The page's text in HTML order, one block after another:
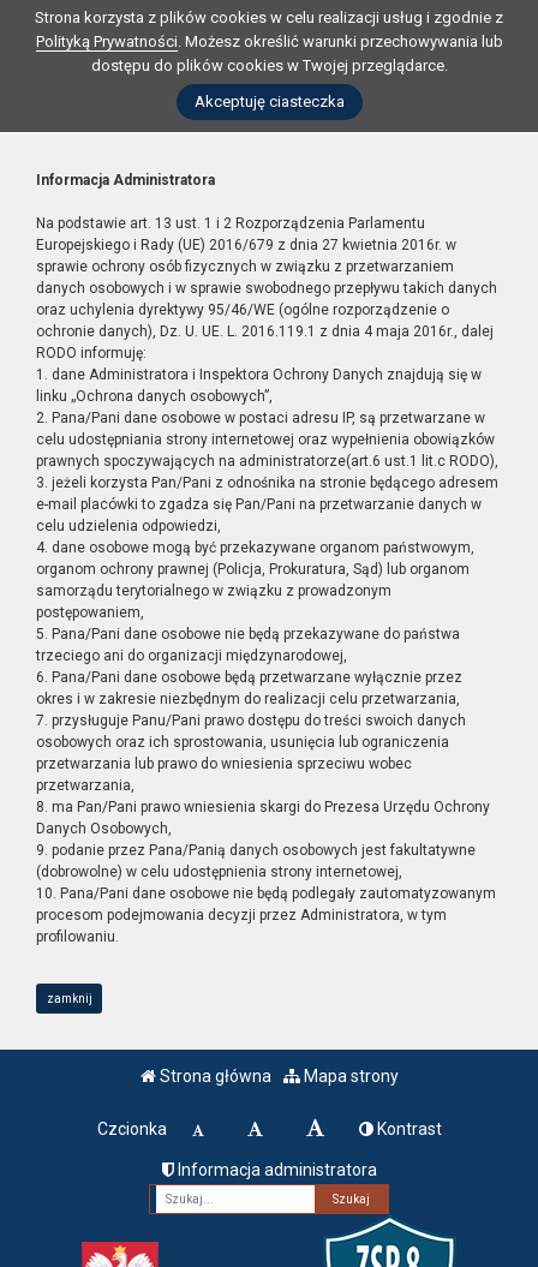
Strona korzysta z plików cookies w celu realizacji usług i zgodnie z
Polityką Prywatności. Możesz określić warunki przechowywania lub
dostępu do plików cookies w Twojej przeglądarce.
Akceptuję ciasteczka
Informacja Administratora
Na podstawie art. 13 ust. 1 i 2 Rozporządzenia Parlamentu
Europejskiego i Rady (UE) 2016/679 z dnia 27 kwietnia 2016r. w
sprawie ochrony osób fizycznych w związku z przetwarzaniem
danych osobowych i w sprawie swobodnego przepływu takich danych
oraz uchylenia dyrektywy 95/46/WE (ogólne rozporządzenie o
ochronie danych), Dz. U. UE. L. 2016.119.1 z dnia 4 maja 2016r., dalej
RODO informuję:
1. dane Administratora i Inspektora Ochrony Danych znajdują się w
linku „Ochrona danych osobowych”,
2. Pana/Pani dane osobowe w postaci adresu IP, są przetwarzane w
celu udostępniania strony internetowej oraz wypełnienia obowiązków
prawnych spoczywających na administratorze(art.6 ust.1 lit.c RODO),
3. jeżeli korzysta Pan/Pani z odnośnika na stronie będącego adresem
e-mail placówki to zgadza się Pan/Pani na przetwarzanie danych w
celu udzielenia odpowiedzi,
4. dane osobowe mogą być przekazywane organom państwowym,
organom ochrony prawnej (Policja, Prokuratura, Sąd) lub organom
samorządu terytorialnego w związku z prowadzonym
postępowaniem,
5. Pana/Pani dane osobowe nie będą przekazywane do państwa
trzeciego ani do organizacji międzynarodowej,
6. Pana/Pani dane osobowe będą przetwarzane wyłącznie przez
okres i w zakresie niezbędnym do realizacji celu przetwarzania,
7. przysługuje Panu/Pani prawo dostępu do treści swoich danych
osobowych oraz ich sprostowania, usunięcia lub ograniczenia
przetwarzania lub prawo do wniesienia sprzeciwu wobec
przetwarzania,
8. ma Pan/Pani prawo wniesienia skargi do Prezesa Urzędu Ochrony
Danych Osobowych,
9. podanie przez Pana/Panią danych osobowych jest fakultatywne
(dobrowolne) w celu udostępnienia strony internetowej,
10. Pana/Pani dane osobowe nie będą podlegały zautomatyzowanym
procesom podejmowania decyzji przez Administratora, w tym
profilowaniu.
zamknij
Strona główna Mapa strony
Czcionka Kontrast
Informacja administratora
Fraza